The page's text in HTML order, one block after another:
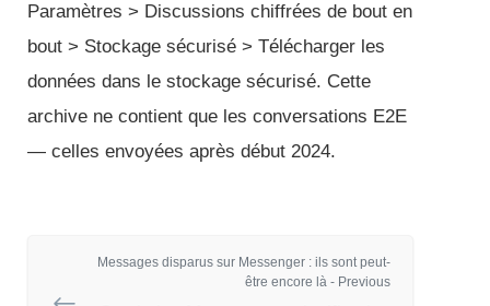
Paramètres > Discussions chiffrées de bout en
bout > Stockage sécurisé > Télécharger les
données dans le stockage sécurisé. Cette
archive ne contient que les conversations E2E
— celles envoyées après début 2024.
Messages disparus sur Messenger : ils sont peut-
être encore là - Previous